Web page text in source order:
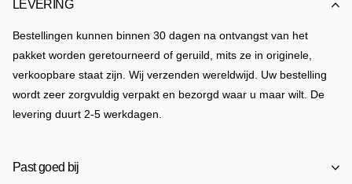
LEVERING
Bestellingen kunnen binnen 30 dagen na ontvangst van het
pakket worden geretourneerd of geruild, mits ze in originele,
verkoopbare staat zijn. Wij verzenden wereldwijd. Uw bestelling
wordt zeer zorgvuldig verpakt en bezorgd waar u maar wilt. De
levering duurt 2-5 werkdagen.
Past goed bij